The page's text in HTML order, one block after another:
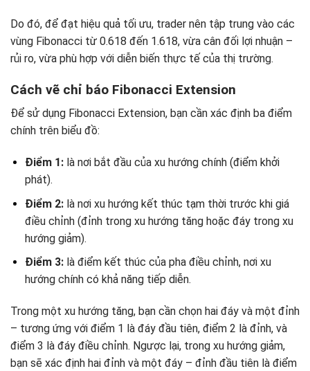
Do đó, để đạt hiệu quả tối ưu, trader nên tập trung vào các
vùng Fibonacci từ 0.618 đến 1.618, vừa cân đối lợi nhuận –
rủi ro, vừa phù hợp với diễn biến thực tế của thị trường.
Cách vẽ chỉ báo Fibonacci Extension
Để sử dụng Fibonacci Extension, bạn cần xác định ba điểm
chính trên biểu đồ:
Điểm 1:là nơi bắt đầu của xu hướng chính (điểm khởi
phát).
Điểm 2:là nơi xu hướng kết thúc tạm thời trước khi giá
điều chỉnh (đỉnh trong xu hướng tăng hoặc đáy trong xu
hướng giảm).
Điểm 3:là điểm kết thúc của pha điều chỉnh, nơi xu
hướng chính có khả năng tiếp diễn.
Trong một xu hướng tăng, bạn cần chọn hai đáy và một đỉnh
– tương ứng với điểm 1 là đáy đầu tiên, điểm 2 là đỉnh, và
điểm 3 là đáy điều chỉnh. Ngược lại, trong xu hướng giảm,
bạn sẽ xác định hai đỉnh và một đáy – đỉnh đầu tiên là điểm